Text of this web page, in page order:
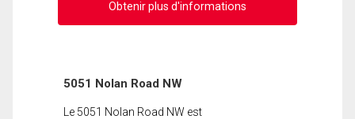
Obtenir plus d'informations
5051 Nolan Road NW
Le 5051 Nolan Road NW est